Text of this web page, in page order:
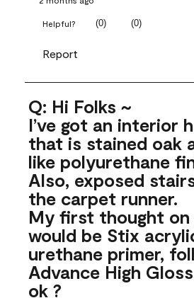
Helpful? (0) (0)
Report
Q: Hi Folks ~
I’ve got an interior
that is stained oak
like polyurethane
Also, exposed
the carpet runner.
My first thought on
would be Stix
urethane primer,
Advance High
ok ?